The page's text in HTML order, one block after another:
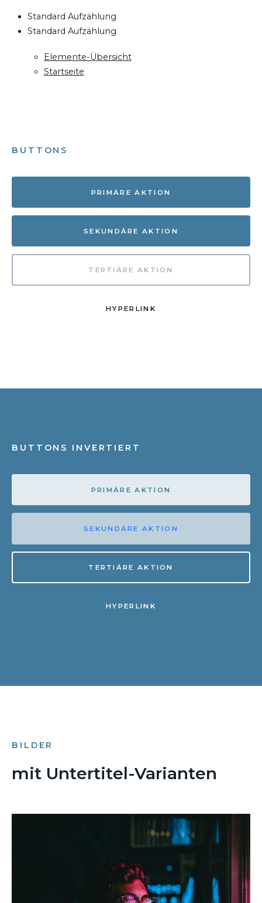
Standard Aufzählung
Standard Aufzählung
Elemente-Übersicht
Startseite
BUTTONS
PRIMÄRE AKTION
SEKUNDÄRE AKTION
TERTIÄRE AKTION
HYPERLINK
BUTTONS INVERTIERT
PRIMÄRE AKTION
SEKUNDÄRE AKTION
TERTIÄRE AKTION
HYPERLINK
BILDER
mit Untertitel-Varianten